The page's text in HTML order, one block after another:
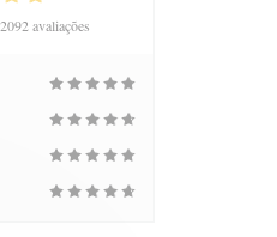
2092 avaliações